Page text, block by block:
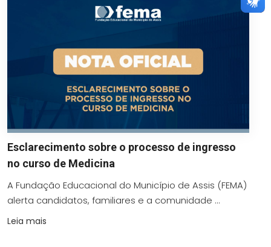
Esclarecimento sobre o processo de ingresso
no curso de Medicina
A Fundação Educacional do Município de Assis (FEMA)
alerta candidatos, familiares e a comunidade ...
Leia mais